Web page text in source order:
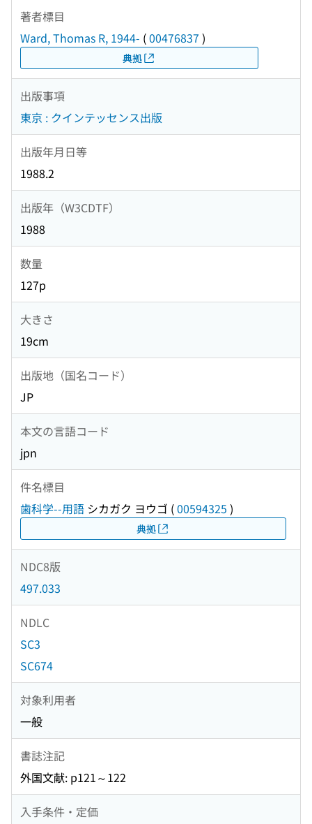
著者標目
Ward, Thomas R, 1944- (00476837 )
典拠
出版事項
東京 : クインテッセンス出版
出版年月日等
1988.2
出版年（W3CDTF）
1988
数量
127p
大きさ
19cm
出版地（国名コード）
JP
本文の言語コード
jpn
件名標目
歯科学--用語 シカガク ヨウゴ (00594325 )
典拠
NDC8版
497.033
NDLC
SC3
SC674
対象利用者
一般
書誌注記
外国文献: p121～122
入手条件・定価